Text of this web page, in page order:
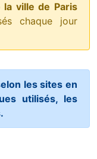
ville de Paris
chaque jour
les sites en
utilisés, les